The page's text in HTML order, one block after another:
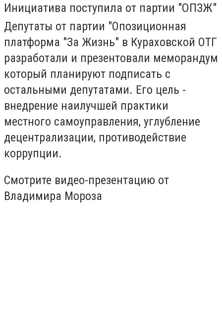
Инициатива поступила от партии "ОПЗЖ"
Депутаты от партии "Опозиционная
платформа "За Жизнь" в Кураховской ОТГ
разработали и презентовали меморандум
который планируют подписать с
остальными депутатами. Его цель -
внедрение наилучшей практики
местного самоуправления, углубление
децентрализации, противодействие
коррупции.
Смотрите видео-презентацию от
Владимира Мороза